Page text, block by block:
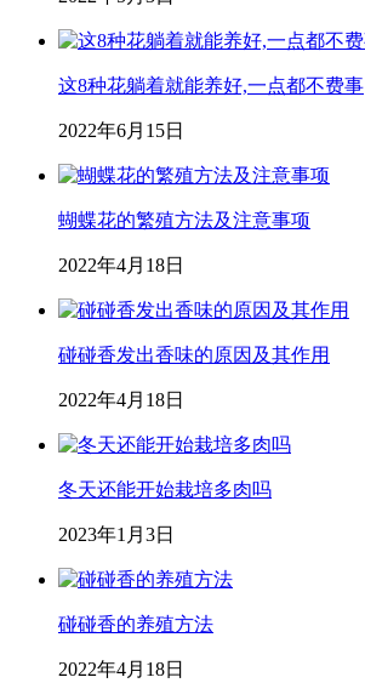
这8种花躺着就能养好,一点都不费事
2022年6月15日
蝴蝶花的繁殖方法及注意事项
2022年4月18日
碰碰香发出香味的原因及其作用
2022年4月18日
冬天还能开始栽培多肉吗
2023年1月3日
碰碰香的养殖方法
2022年4月18日